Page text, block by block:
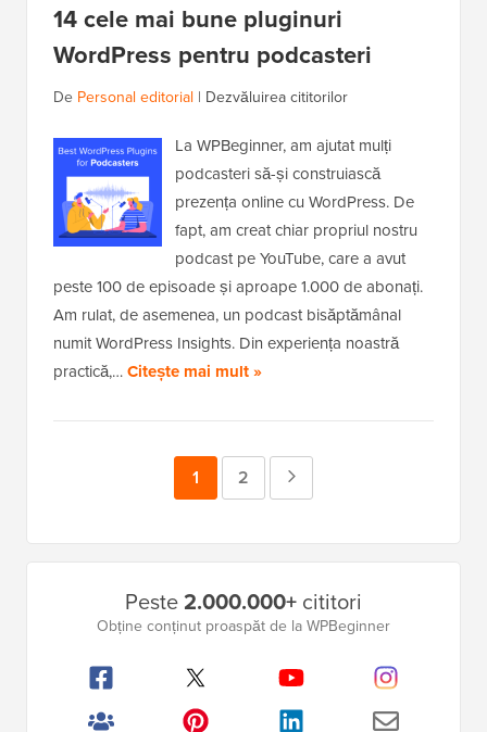
14 cele mai bune pluginuri
WordPress pentru podcasteri
De Personal editorial | Dezvăluirea cititorilor
La WPBeginner, am ajutat mulți
podcasteri să-și construiască
prezența online cu WordPress. De
fapt, am creat chiar propriul nostru
podcast pe YouTube, care a avut
peste 100 de episoade și aproape 1.000 de abonați.
Am rulat, de asemenea, un podcast bisăptămânal
numit WordPress Insights. Din experiența noastră
practică,…Citește mai mult »
Pagina
1 Pagina
2
laterală
principală
Peste2.000.000+ cititori
Obține conținut proaspăt de la WPBeginner